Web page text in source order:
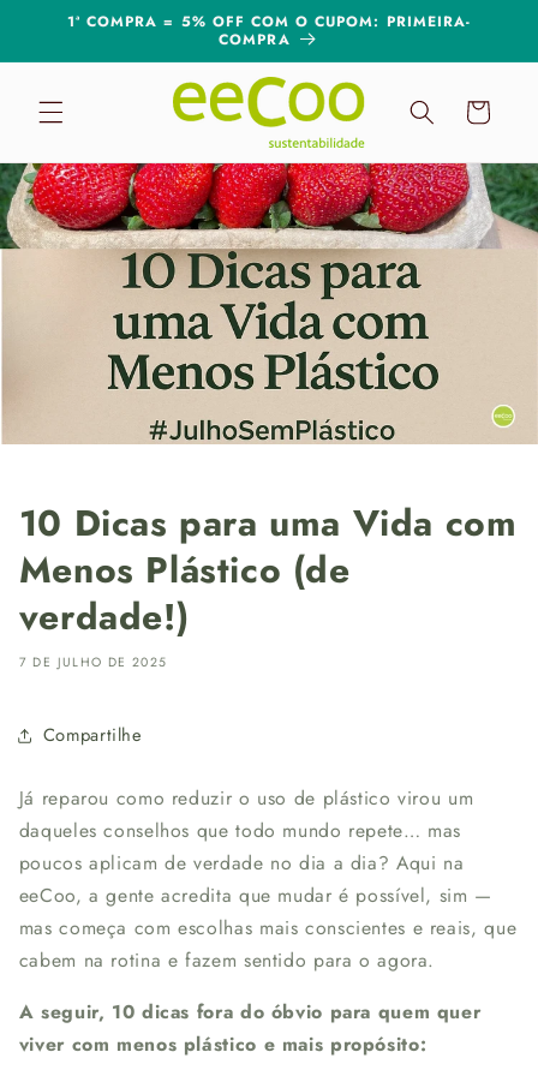
para o
1ª COMPRA = 5% OFF COM O CUPOM: PRIMEIRA-
COMPRA
Carrinho
10 Dicas para uma Vida com
Menos Plástico (de
verdade!)
7 DE JULHO DE 2025
Compartilhe
Já reparou como reduzir o uso de plástico virou um
daqueles conselhos que todo mundo repete… mas
poucos aplicam de verdade no dia a dia? Aqui na
eeCoo, a gente acredita que mudar é possível, sim —
mas começa com escolhas mais conscientes e reais, que
cabem na rotina e fazem sentido para o agora.
A seguir, 10 dicas fora do óbvio para quem quer
viver com menos plástico e mais propósito: